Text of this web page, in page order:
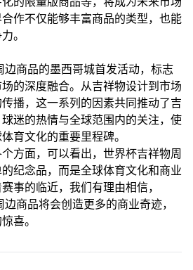
作不仅能够丰富商品的类型，也能
。
商品的墨西哥城首发活动，标志
的深度融合。从吉祥物设计到市场
播，这一系列的因素共同推动了吉
迷的热情与全球范围内的关注，使
育文化的重要里程碑。
方面，可以看出，世界杯吉祥物周
纪念品，而是全球体育文化和商业
事的临近，我们有理由相信，
商品将会创造更多的商业奇迹，
喜。